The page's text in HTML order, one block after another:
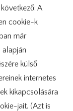
A
cookie-k
már
alapján
külső
internetes
kikapcsolására
jait. (Azt is